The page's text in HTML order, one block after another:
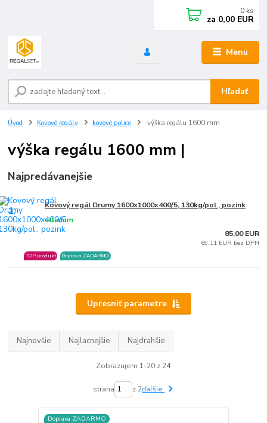
Menu
Hľadať
0 ks
za 0,00 EUR
Úvod Kovové regály kovové police výška regálu 1600 mm
výška regálu 1600 mm |
Najpredávanejšie
1. Kovový regál Drumy 1600x1000x400/5, 130kg/pol., pozink
skladom
TOP produkt Doprava ZADARMO
85,00 EUR
69,11 EUR bez DPH
Upresniť parametre
Najnovšie Najlacnejšie Najdrahšie
Zobrazujem 1-20 z 24
strana z 2ďalšie
Doprava ZADARMO